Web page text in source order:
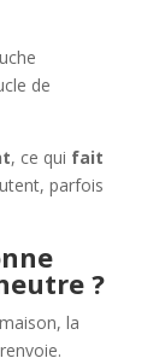
de
, ce qui fait
parfois
?
la